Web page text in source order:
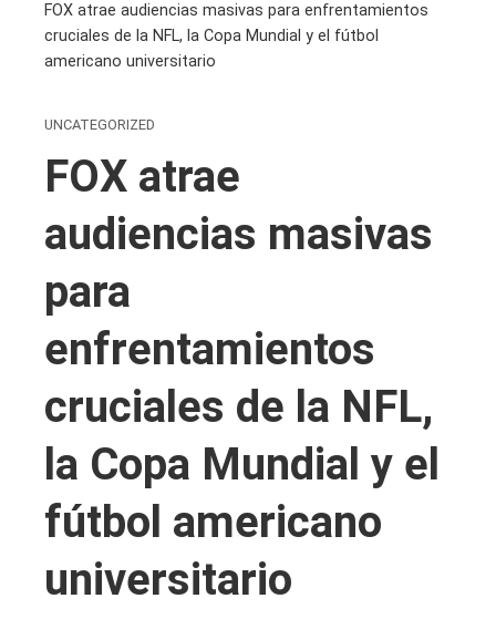
FOX atrae audiencias masivas para enfrentamientos
cruciales de la NFL, la Copa Mundial y el fútbol
americano universitario
UNCATEGORIZED
FOX atrae
audiencias masivas
para
enfrentamientos
cruciales de la NFL,
la Copa Mundial y el
fútbol americano
universitario